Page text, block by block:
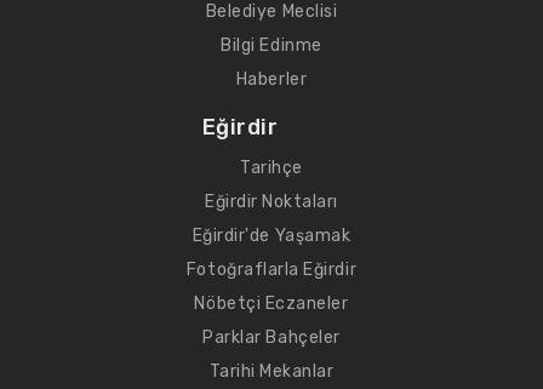
Belediye Meclisi
Bilgi Edinme
Haberler
Eğirdir
Tarihçe
Eğirdir Noktaları
Eğirdir'de Yaşamak
Fotoğraflarla Eğirdir
Nöbetçi Eczaneler
Parklar Bahçeler
Tarihi Mekanlar